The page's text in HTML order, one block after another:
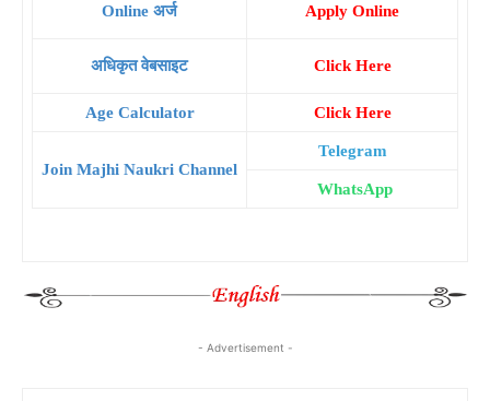
Online अर्ज Apply Online
अधिकृत वेबसाइट Click Here
Age Calculator Click Here
Join Majhi Naukri Channel
Telegram
WhatsApp
- Advertisement -